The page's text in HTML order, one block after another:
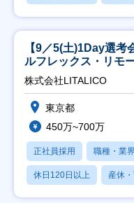
【9／5(土)1Day選考
ルフレックス・リモ
株式会社LITALICO
東京都
450万~700万
正社員採用 職種・業
休日120日以上 産休